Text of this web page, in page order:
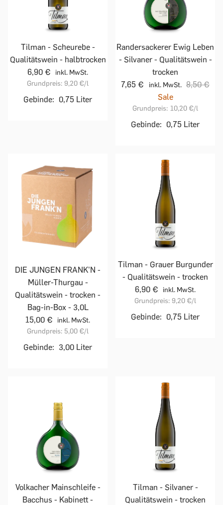
Tilman - Scheurebe -
Qualitätswein - halbtrocken
6,90 €
inkl. MwSt.
Grundpreis: 9,20 €/l
Gebinde: 0,75 Liter
Randersackerer Ewig Leben
- Silvaner - Qualitätswein -
trocken
7,65 €
inkl. MwSt. 8,50 €
Sale
Grundpreis: 10,20 €/l
Gebinde: 0,75 Liter
DIE JUNGEN FRANK'N -
Müller-Thurgau -
Qualitätswein - trocken -
Bag-in-Box - 3,0L
15,00 €
inkl. MwSt.
Grundpreis: 5,00 €/l
Gebinde: 3,00 Liter
Tilman - Grauer Burgunder
- Qualitätswein - trocken
6,90 €
inkl. MwSt.
Grundpreis: 9,20 €/l
Gebinde: 0,75 Liter
Volkacher Mainschleife -
Bacchus - Kabinett -
Tilman - Silvaner -
Qualitätswein - trocken